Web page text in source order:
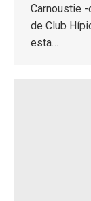
Carnoustie
de Club
esta…